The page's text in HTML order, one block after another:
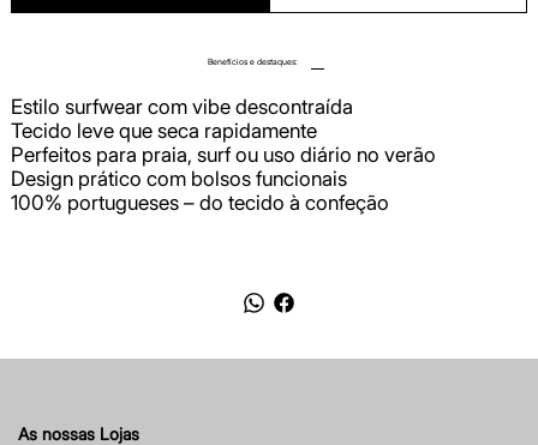
Benefícios e destaques:
Estilo surfwear com vibe descontraída
Tecido leve que seca rapidamente
Perfeitos para praia, surf ou uso diário no verão
Design prático com bolsos funcionais
100% portugueses – do tecido à confeção
As nossas Lojas